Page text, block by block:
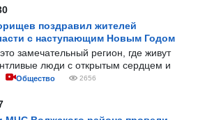
поздравил жителей
с наступающим Новым Годом
замечательный регион, где живут
люди с открытым сердцем и
Общество 2656